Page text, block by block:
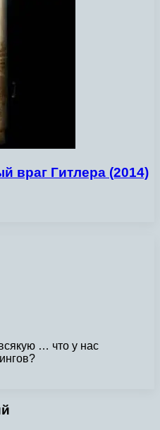
враг Гитлера (2014)
… что у нас